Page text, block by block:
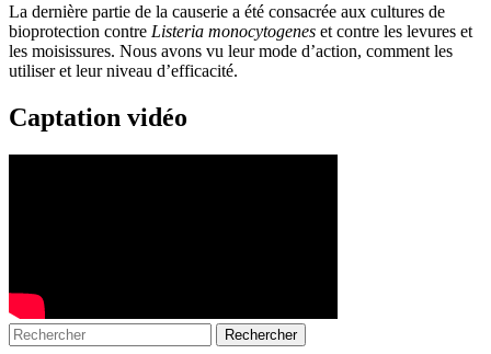
La dernière partie de la causerie a été consacrée aux cultures de
bioprotection contre Listeria monocytogenes et contre les levures et
les moisissures. Nous avons vu leur mode d’action, comment les
utiliser et leur niveau d’efficacité.
Captation vidéo